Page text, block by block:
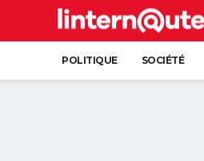
POLITIQUE SOCIÉTÉ